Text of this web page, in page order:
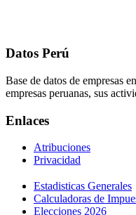
Datos Perú
Base de datos de empresas
empresas peruanas, sus
Enlaces
Atribuciones
Privacidad
Estadisticas Generales
Calculadoras de
Elecciones 2026